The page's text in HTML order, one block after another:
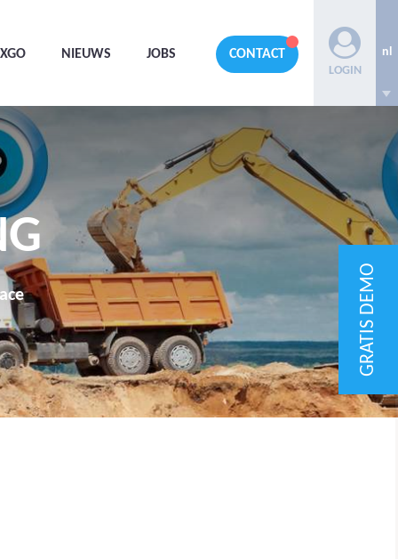
NIEUWS JOBS CONTACT
LOGIN
nl
GRATIS DEMO